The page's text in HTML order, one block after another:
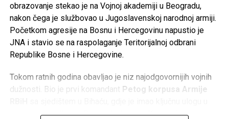
obrazovanje stekao je na Vojnoj akademiji u Beogradu,
nakon čega je službovao u Jugoslavenskoj narodnoj armiji.
Početkom agresije na Bosnu i Hercegovinu napustio je
JNA i stavio se na raspolaganje Teritorijalnoj odbrani
Republike Bosne i Hercegovine.
Tokom ratnih godina obavljao je niz najodgovornijih vojnih
dužnosti. Bio je prvi komandant Petog korpusa Armije
organizaciji odbrane Bosanske krajine. Kasnije je preuzeo